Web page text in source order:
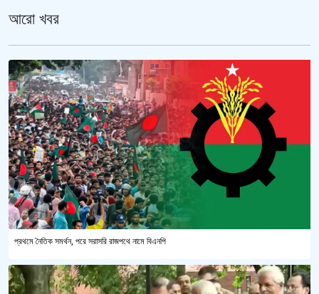
আরো খবর
প্রথমে নৈতিক সমর্থন, পরে সরাসরি রাজপথে নামে বিএনপি